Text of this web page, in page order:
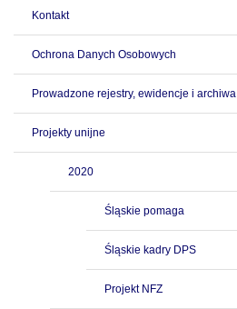
Kontakt
Ochrona Danych Osobowych
Prowadzone rejestry, ewidencje i archiwa
Projekty unijne
2020
Śląskie pomaga
Śląskie kadry DPS
Projekt NFZ